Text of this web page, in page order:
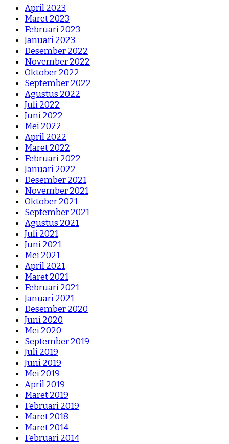
April 2023
Maret 2023
Februari 2023
Januari 2023
Desember 2022
November 2022
Oktober 2022
September 2022
Agustus 2022
Juli 2022
Juni 2022
Mei 2022
April 2022
Maret 2022
Februari 2022
Januari 2022
Desember 2021
November 2021
Oktober 2021
September 2021
Agustus 2021
Juli 2021
Juni 2021
Mei 2021
April 2021
Maret 2021
Februari 2021
Januari 2021
Desember 2020
Juni 2020
Mei 2020
September 2019
Juli 2019
Juni 2019
Mei 2019
April 2019
Maret 2019
Februari 2019
Maret 2018
Maret 2014
Februari 2014